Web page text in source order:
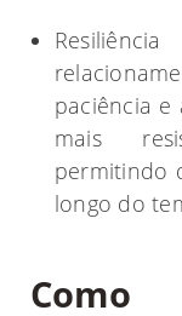
paciência
mais
permitindo
longo do
Como